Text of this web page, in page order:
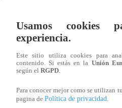
Online)
También
Usamos cookies
experiencia.
Este sitio utiliza cookies para
contenido. Si estás en la Unión
según el RGPD
Para conocer mejor como se utilizan
pagina de Política de privacidad